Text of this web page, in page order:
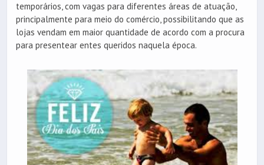
temporários, com vagas para diferentes áreas de atuação,
principalmente para meio do comércio, possibilitando que as
lojas vendam em maior quantidade de acordo com a procura
para presentear entes queridos naquela época.